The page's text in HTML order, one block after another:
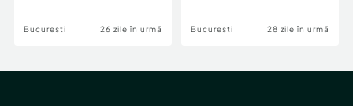
Bucuresti 26 zile în urmă Bucuresti 28 zile în urmă